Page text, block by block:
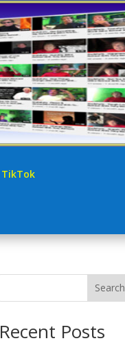
TikTok
Search
Recent Posts